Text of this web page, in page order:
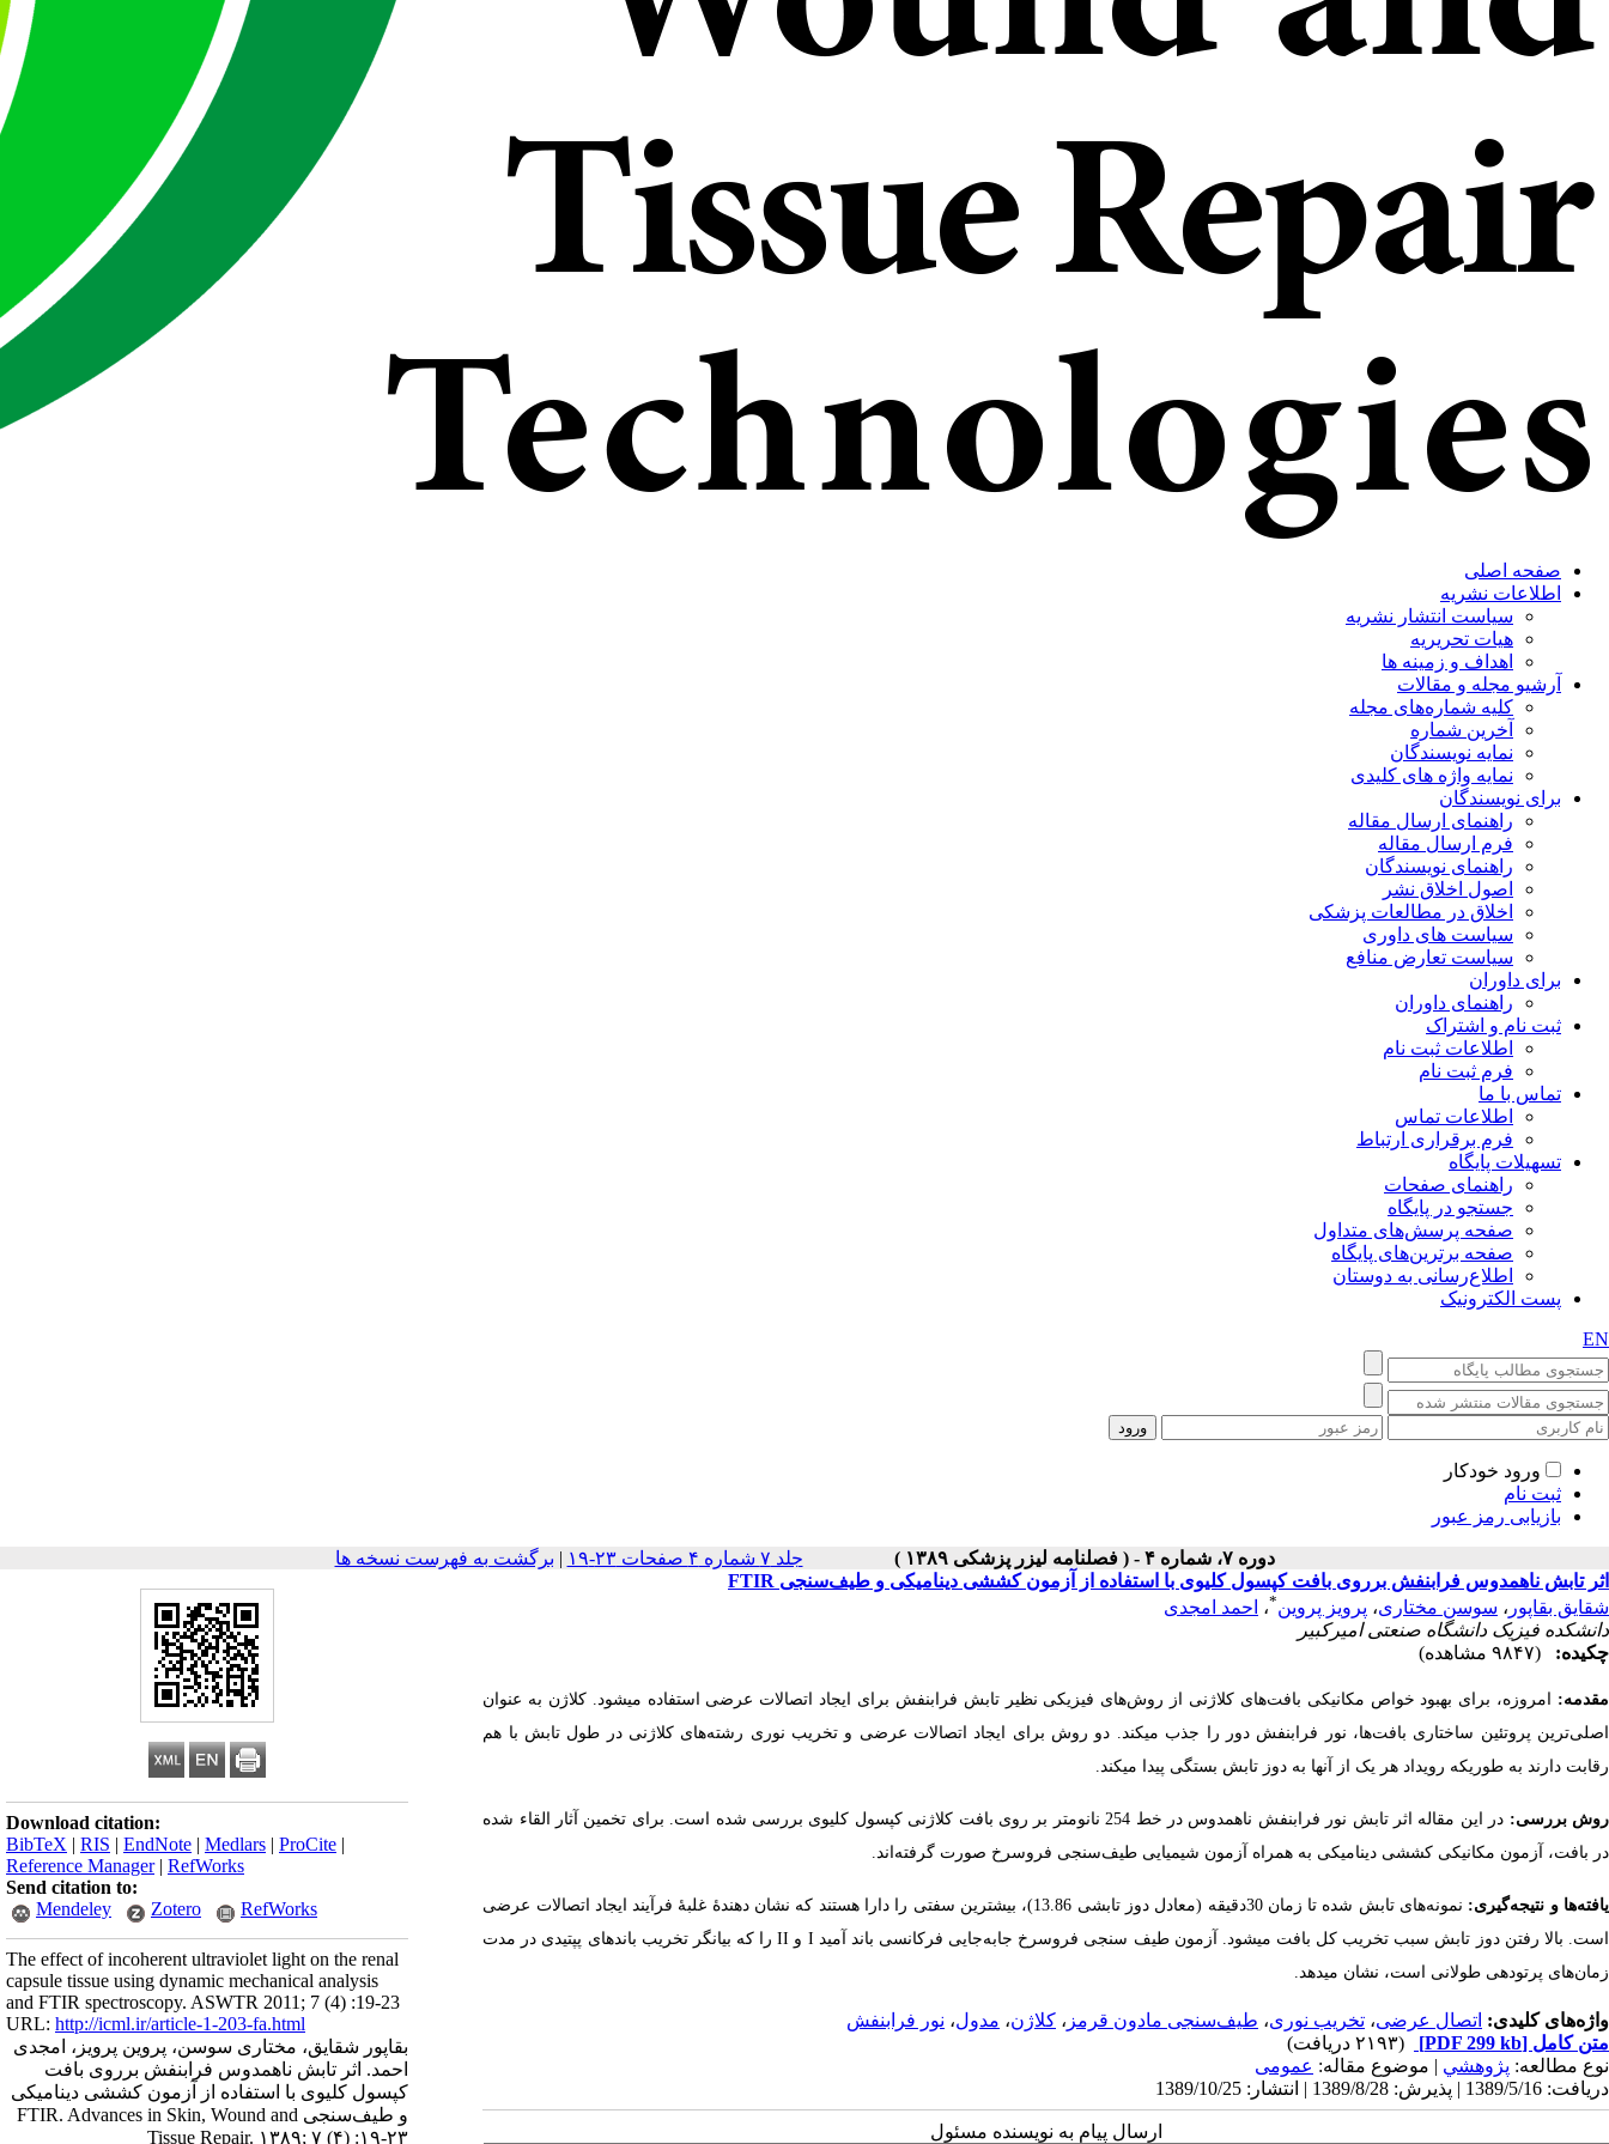
صفحه اصلی
اطلاعات نشریه
سیاست انتشار نشریه
هیات تحریریه
اهداف و زمینه ها
آرشیو مجله و مقالات
کلیه شماره‌های مجله
آخرین شماره
نمایه نویسندگان
نمایه واژه های کلیدی
برای نویسندگان
راهنمای ارسال مقاله
فرم ارسال مقاله
راهنمای نویسندگان
اصول اخلاق نشر
اخلاق در مطالعات پزشکی
سیاست های داوری
سیاست تعارض منافع
برای داوران
راهنمای داوران
ثبت نام و اشتراک
اطلاعات ثبت نام
فرم ثبت نام
تماس با ما
اطلاعات تماس
فرم برقراری ارتباط
تسهیلات پایگاه
راهنمای صفحات
جستجو در پایگاه
صفحه پرسش‌های متداول
صفحه برترین‌های پایگاه
اطلاع‌رسانی به دوستان
پست الکترونیک
EN
ورود خودکار
ثبت نام
بازیابی رمز عبور
دوره ۷، شماره ۴ - ( فصلنامه لیزر پزشکی ۱۳۸۹ ) جلد ۷ شماره ۴ صفحات ۲۳-۱۹ | برگشت به فهرست نسخه ها
Download citation:
BibTeX | RIS | EndNote | Medlars | ProCite |
Reference Manager| RefWorks
Send citation to:
Mendeley
Zotero RefWorks
The effect of incoherent ultraviolet light on the renal
capsule tissue using dynamic mechanical analysis
and FTIR spectroscopy. ASWTR 2011; 7 (4) :19-23
URL: http://icml.ir/article-1-203-fa.html
بقاپور شقایق، مختاری سوسن، پروین پرویز، امجدی
احمد. اثر تابش ناهمدوس فرابنفش برروی بافت
کپسول کلیوی با استفاده از آزمون کششی دینامیکی
و طیف‌سنجی FTIR. Advances in Skin, Wound and
Tissue Repair. ۱۳۸۹; ۷ (۴) :۱۹-۲۳
اثر تابش ناهمدوس فرابنفش برروی بافت کپسول کلیوی با استفاده از آزمون کششی دینامیکی و طیف‌سنجی FTIR
شقایق بقاپور ، سوسن مختاری، پرویز پروین*، احمد امجدی
دانشکده فیزیک دانشگاه صنعتی امیرکبیر
چکیده:
(۹۸۴۷ مشاهده)
مقدمه: امروزه، برای بهبود خواص مکانیکی بافت­‌های کلاژنی از روش‌­های فیزیکی نظیر تابش فرابنفش برای ایجاد اتصالات عرضی استفاده می­شود. کلاژن به­ عنوان
اصلی‌­ترین پروتئین ساختاری بافت­‌ها، نور فرابنفش دور را جذب می­کند. دو روش برای ایجاد اتصالات عرضی و تخریب نوری رشته­‌های کلاژنی در طول تابش با هم
رقابت دارند به­ طوری­که رویداد هر یک از آن­ها به دوز تابش بستگی پیدا می­کند.
روش بررسی:
در این مقاله اثر تابش نور فرابنفش ناهمدوس در خط 254 نانومتر بر روی بافت کلاژنی کپسول کلیوی بررسی شده است. برای تخمین آثار القاء شده
در بافت، آزمون مکانیکی کششی دینامیکی به همراه آزمون شیمیایی طیف­‌سنجی فروسرخ صورت گرفته‌­اند.
یافته­‌ها و نتیجه‌­گیری:
نمونه­‌های تابش­ شده تا زمان 30دقیقه (معادل دوز تابشی 13.86)، بیشترین سفتی را دارا هستند که نشان­ دهندۀ غلبۀ فرآیند ایجاد اتصالات عرضی
است. بالا رفتن دوز تابش سبب تخریب کل بافت می­شود. آزمون طیف سنجی فروسرخ جابه­‌جایی فرکانسی باند آمید I و II را که بیانگر تخریب باندهای پپتیدی در مدت
زمان­‌های پرتودهی طولانی است، نشان می­دهد.
واژه‌های کلیدی: اتصال عرضی، تخریب نوری، طیف‌سنجی مادون قرمز ، کلاژن، مدول، نور فرابنفش
متن کامل [PDF 299 kb]
(۲۱۹۳ دریافت)
نوع مطالعه: پژوهشي | موضوع مقاله: عمومى
دریافت: 1389/5/16 | پذیرش: 1389/8/28 | انتشار: 1389/10/25
ارسال پیام به نویسنده مسئول